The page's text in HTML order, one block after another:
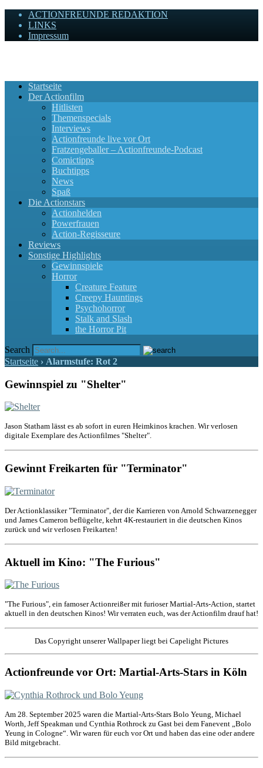
ACTIONFREUNDE REDAKTION
LINKS
Impressum
Startseite
Der Actionfilm
Hitlisten
Themenspecials
Interviews
Actionfreunde live vor Ort
Fratzengeballer – Actionfreunde-Podcast
Comictipps
Buchtipps
News
Spaß
Die Actionstars
Actionhelden
Powerfrauen
Action-Regisseure
Reviews
Sonstige Highlights
Gewinnspiele
Horror
Creature Feature
Creepy Hauntings
Psychohorror
Stalk and Slash
the Horror Pit
Search
Startseite › Alarmstufe: Rot 2
Gewinnspiel zu "Shelter"
Jason Statham lässt es ab sofort in euren Heimkinos krachen. Wir verlosen
digitale Exemplare des Actionfilmes "Shelter".
Gewinnt Freikarten für "Terminator"
Der Actionklassiker "Terminator", der die Karrieren von Arnold Schwarzenegger
und James Cameron beflügelte, kehrt 4K-restauriert in die deutschen Kinos
zurück und wir verlosen Freikarten!
Aktuell im Kino: "The Furious"
"The Furious", ein famoser Actionreißer mit furioser Martial-Arts-Action, startet
aktuell in den deutschen Kinos! Wir verraten euch, was der Actionfilm drauf hat!
Das Copyright unserer Wallpaper liegt bei Capelight Pictures
Actionfreunde vor Ort: Martial-Arts-Stars in Köln
Am 28. September 2025 waren die Martial-Arts-Stars Bolo Yeung, Michael
Worth, Jeff Speakman und Cynthia Rothrock zu Gast bei dem Fanevent „Bolo
Yeung in Cologne“. Wir waren für euch vor Ort und haben das eine oder andere
Bild mitgebracht.